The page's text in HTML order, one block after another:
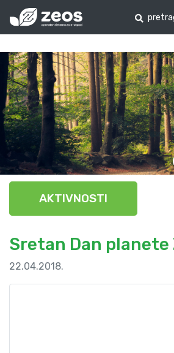
AKTIVNOSTI
Sretan Dan planete
22.04.2018.